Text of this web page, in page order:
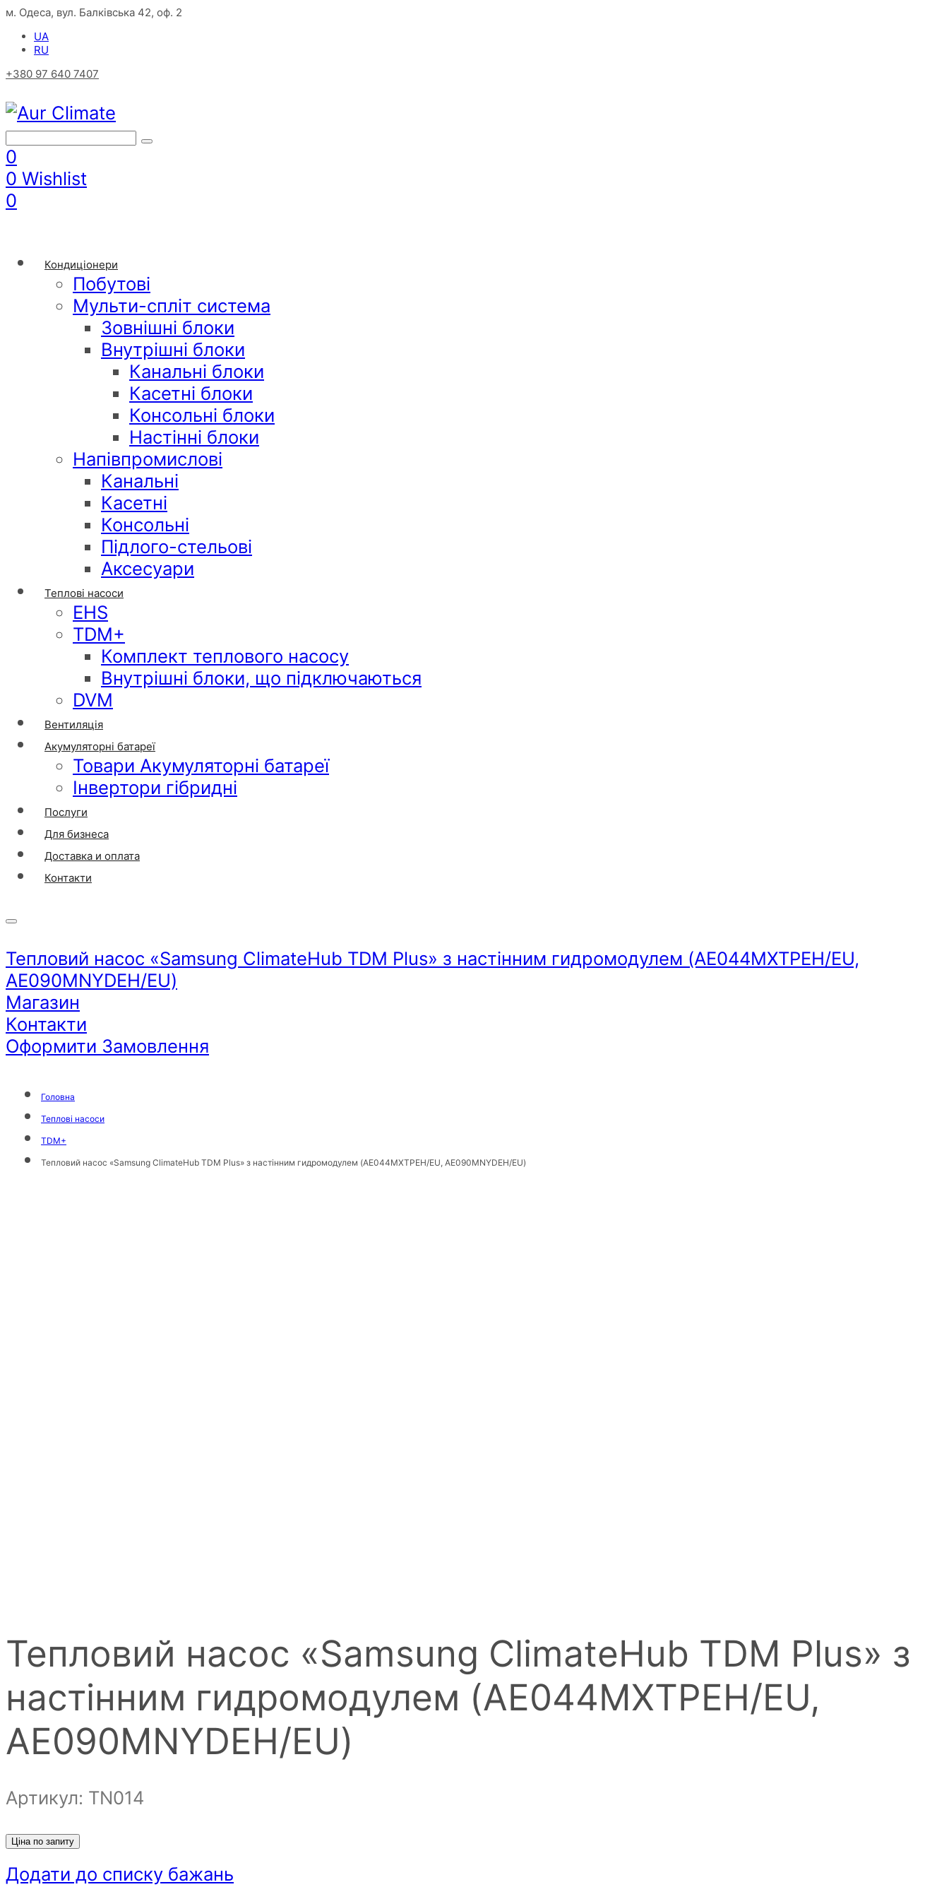
м. Одеса, вул. Балківська 42, оф. 2
UA
RU
+380 97 640 7407
0
0 Wishlist
0
Кондиціонери
Побутові
Мульти-спліт система
Зовнішні блоки
Внутрішні блоки
Канальні блоки
Касетні блоки
Консольні блоки
Настінні блоки
Напівпромислові
Канальні
Касетні
Консольні
Підлого-стельові
Аксесуари
Теплові насоси
EHS
TDM+
Комплект теплового насосу
Внутрішні блоки, що підключаються
DVM
Вентиляція
Акумуляторні батареї
Товари Акумуляторні батареї
Інвертори гібридні
Послуги
Для бизнеса
Доставка и оплата
Контакти
Тепловий насос «Samsung ClimateHub TDM Plus» з настінним гидромодулем (AE044MXTPEH/EU,
AE090MNYDEH/EU)
Магазин
Контакти
Оформити Замовлення
Головна
Теплові насоси
TDM+
Тепловий насос «Samsung ClimateHub TDM Plus» з настінним гидромодулем (AE044MXTPEH/EU, AE090MNYDEH/EU)
Тепловий насос «Samsung ClimateHub TDM Plus» з
настінним гидромодулем (AE044MXTPEH/EU,
AE090MNYDEH/EU)
Артикул: ТN014
Ціна по запиту
Додати до списку бажань